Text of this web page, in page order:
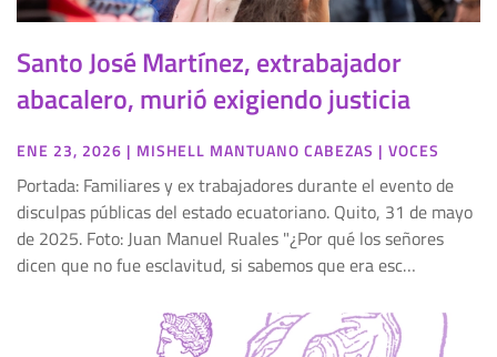
Santo José Martínez, extrabajador
abacalero, murió exigiendo justicia
ENE 23, 2026 | MISHELL MANTUANO CABEZAS | VOCES
Portada: Familiares y ex trabajadores durante el evento de
disculpas públicas del estado ecuatoriano. Quito, 31 de mayo
de 2025. Foto: Juan Manuel Ruales "¿Por qué los señores
dicen que no fue esclavitud, si sabemos que era esc…